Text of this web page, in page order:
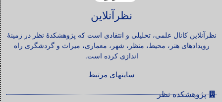
نظرآنلاین
نظرآنلاین کانال علمی، تحلیلی و انتقادی است که پژوهشکدۀ نظر در زمینۀ
رویدادهای هنر، محیط، منظر، شهر، معماری، میراث و گردشگری راه
اندازی کرده است.
سایتهای مرتبط
پژوهشکده نظر